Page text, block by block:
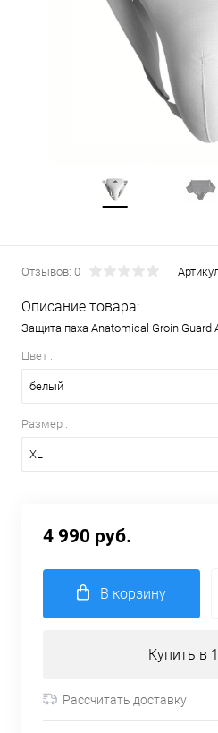
Отзывов: 0
Описание товара:
Защита паха Anatomical Groin Guard
Цвет :
белый
Размер :
XL
4 990 руб.
В корзину
Купить в
Рассчитать доставку